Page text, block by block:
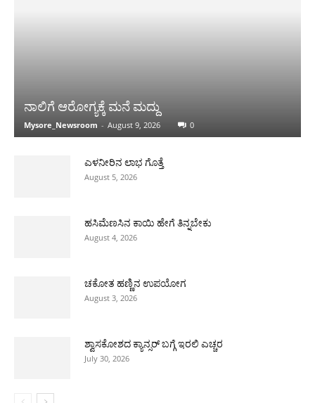
ನಾಲಿಗೆ ಆರೋಗ್ಯಕ್ಕೆ ಮನೆ ಮದ್ದು
Mysore_Newsroom - August 9, 2026 0
ಎಳನೀರಿನ ಲಾಭ ಗೊತ್ತೆ
August 5, 2026
ಹಸಿಮೆಣಸಿನ ಕಾಯಿ ಹೇಗೆ ತಿನ್ನಬೇಕು
August 4, 2026
ಚಕೋತ ಹಣ್ಣಿನ ಉಪಯೋಗ
August 3, 2026
ಶ್ವಾಸಕೋಶದ ಕ್ಯಾನ್ಸರ್ ಬಗ್ಗೆ ಇರಲಿ ಎಚ್ಚರ
July 30, 2026